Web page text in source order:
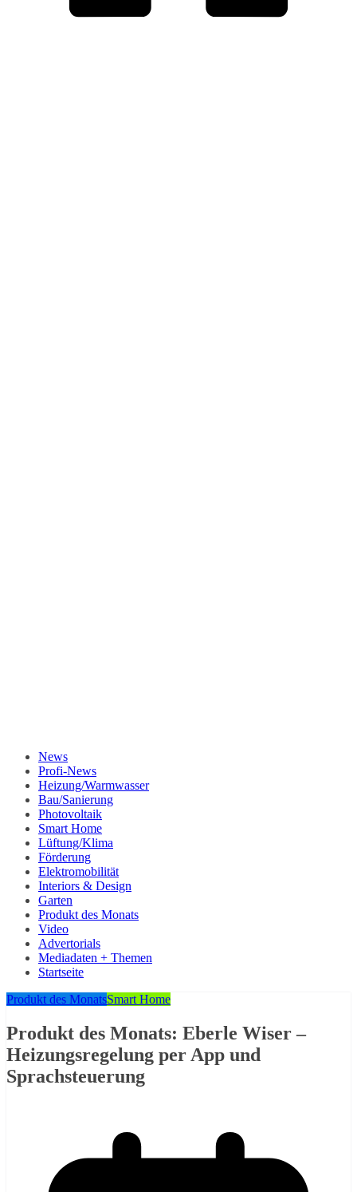
News
Profi-News
Heizung/Warmwasser
Bau/Sanierung
Photovoltaik
Smart Home
Lüftung/Klima
Förderung
Elektromobilität
Interiors & Design
Garten
Produkt des Monats
Video
Advertorials
Mediadaten + Themen
Startseite
Produkt des MonatsSmart Home
Produkt des Monats: Eberle Wiser –
Heizungsregelung per App und
Sprachsteuerung